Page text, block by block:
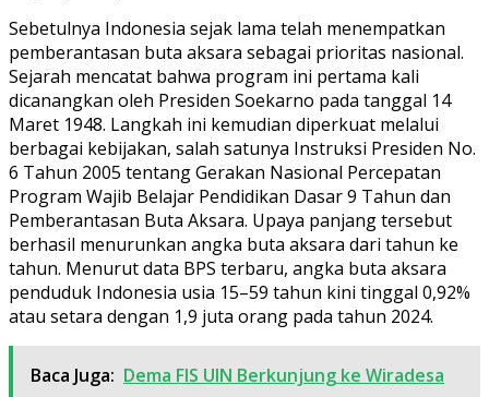
Sebetulnya Indonesia sejak lama telah menempatkan
pemberantasan buta aksara sebagai prioritas nasional.
Sejarah mencatat bahwa program ini pertama kali
dicanangkan oleh Presiden Soekarno pada tanggal 14
Maret 1948. Langkah ini kemudian diperkuat melalui
berbagai kebijakan, salah satunya Instruksi Presiden No.
6 Tahun 2005 tentang Gerakan Nasional Percepatan
Program Wajib Belajar Pendidikan Dasar 9 Tahun dan
Pemberantasan Buta Aksara. Upaya panjang tersebut
berhasil menurunkan angka buta aksara dari tahun ke
tahun. Menurut data BPS terbaru, angka buta aksara
penduduk Indonesia usia 15–59 tahun kini tinggal 0,92%
atau setara dengan 1,9 juta orang pada tahun 2024.
Baca Juga: Dema FIS UIN Berkunjung ke Wiradesa